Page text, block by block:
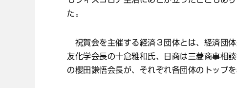
た。
祝賀会を主催する経済３団体とは、経済団
友化学会長の十倉雅和氏、日商は三菱商事相
の櫻田謙悟会長が、それぞれ各団体のトップを